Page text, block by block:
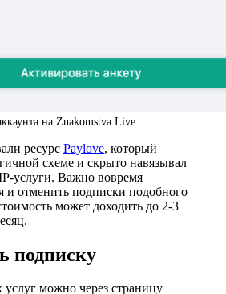
на Znakomstva.Live
ресурс Paylove, который
схеме и скрыто навязывал
услуги. Важно вовремя
и отменить подписки подобного
может доходить до 2-3
подписку
можно через страницу